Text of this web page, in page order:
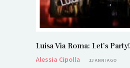
Luisa Via Roma: Let’s Party!
Alessia Cipolla
13 ANNI AGO